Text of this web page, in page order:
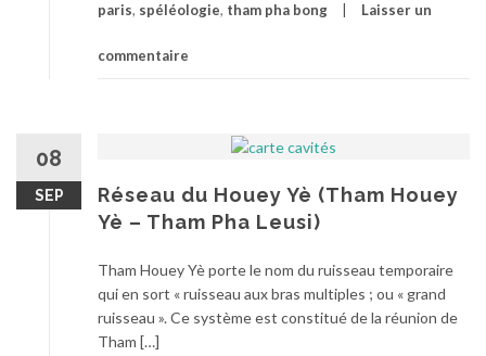
paris, spéléologie, tham pha bong Laisser un
commentaire
08
SEP
Réseau du Houey Yè (Tham Houey
Yè – Tham Pha Leusi)
Tham Houey Yè porte le nom du ruisseau temporaire
qui en sort « ruisseau aux bras multiples ; ou « grand
ruisseau ». Ce système est constitué de la réunion de
Tham […]